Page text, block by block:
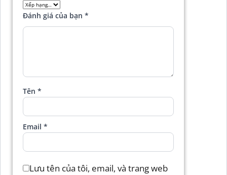
Đánh giá của bạn *
Tên *
Email *
Lưu tên của tôi, email, và trang web